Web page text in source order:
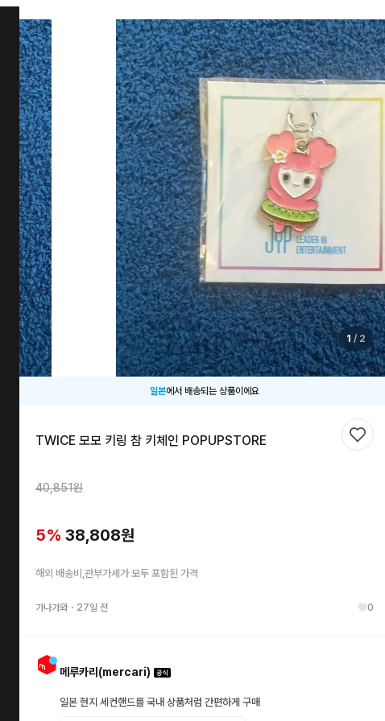
1 / 2
일본에서 배송되는 상품이에요
TWICE 모모 키링 참 키체인 POPUPSTORE
40,851원
5% 38,808원
해외 배송비,관부가세가 모두 포함된 가격
가나가와・ 27일 전 0
메루카리(mercari)
일본 현지 세컨핸드를 국내 상품처럼 간편하게 구매
찜하